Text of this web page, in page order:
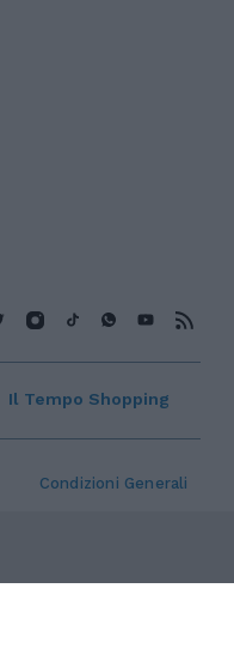
Condizioni Generali
Il Tempo Shopping